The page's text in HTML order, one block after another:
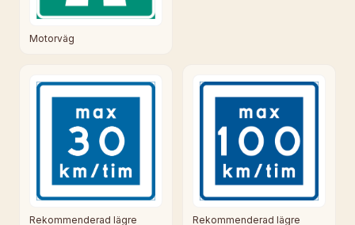
Motorväg
Rekommenderad lägre
Rekommenderad lägre